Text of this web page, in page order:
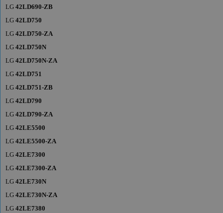
LG 42LD690-ZB
LG 42LD750
LG 42LD750-ZA
LG 42LD750N
LG 42LD750N-ZA
LG 42LD751
LG 42LD751-ZB
LG 42LD790
LG 42LD790-ZA
LG 42LE5500
LG 42LE5500-ZA
LG 42LE7300
LG 42LE7300-ZA
LG 42LE730N
LG 42LE730N-ZA
LG 42LE7380